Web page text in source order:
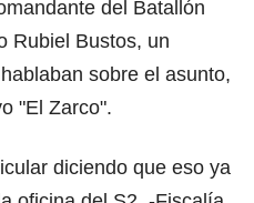
del Batallón
Rubiel Bustos, un
sobre el asunto,
"El Zarco".
diciendo que eso ya